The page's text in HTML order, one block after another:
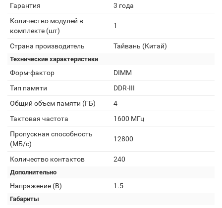
Гарантия
3 года
Количество модулей в
комплекте (шт)
1
Страна производитель Тайвань (Китай)
Технические характеристики
Форм-фактор
DIMM
Тип памяти
DDR-III
Общий объем памяти (ГБ)
4
Тактовая частота
1600 МГц
Пропускная способность
(МБ/с)
12800
Количество контактов 240
Дополнительно
Напряжение (В) 1.5
Габариты